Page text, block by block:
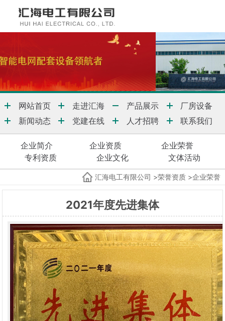
网站首页 走进汇海 产品展示
厂房设备
新闻动态
党建在线 人才招聘 联系我们
企业简介 企业资质
企业荣誉
专利资质
企业文化 文体活动
汇海电工有限公司 >荣誉资质 >企业荣誉
2021年度先进集体